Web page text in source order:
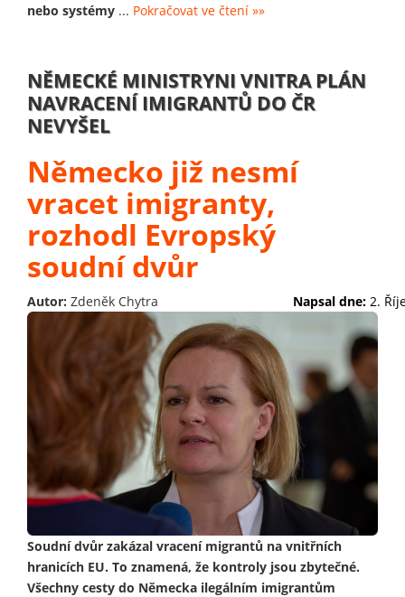
nebo systémy ... Pokračovat ve čtení »»
NĚMECKÉ MINISTRYNI VNITRA PLÁN
NAVRACENÍ IMIGRANTŮ DO ČR
NEVYŠEL
Německo již nesmí
vracet imigranty,
rozhodl Evropský
soudní dvůr
Autor: Zdeněk Chytra Napsal dne: 2.
Soudní dvůr zakázal vracení migrantů na vnitřních
hranicích EU. To znamená, že kontroly jsou zbytečné.
Všechny cesty do Německa ilegálním imigrantům